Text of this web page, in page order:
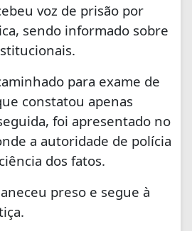
voz de prisão por
sendo informado sobre
para exame de
constatou apenas
foi apresentado no
a autoridade de polícia
dos fatos.
preso e segue à